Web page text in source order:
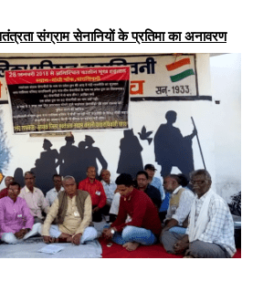
संग्राम सेनानियों के प्रतिमा का अनावरण